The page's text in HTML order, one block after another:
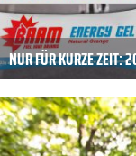
NUR FÜR KURZE ZEIT: